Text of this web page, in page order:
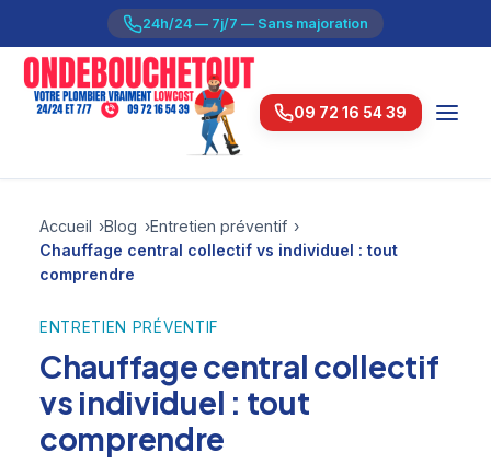
24h/24 — 7j/7 — Sans majoration
09 72 16 54 39
Accueil Blog
Entretien préventif
Chauffage central collectif vs individuel : tout
comprendre
ENTRETIEN PRÉVENTIF
Chauffage central collectif
vs individuel : tout
comprendre